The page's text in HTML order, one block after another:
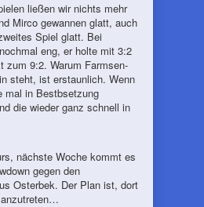
ließen wir nichts mehr
Mirco gewannen glatt, auch
Spiel glatt. Bei
eng, er holte mit 3:2
zum 9:2. Warum Farmsen-
steht, ist erstaunlich. Wenn
mal in Bestbsetzung
die wieder ganz schnell in
nächste Woche kommt es
gegen den
Osterbek. Der Plan ist, dort